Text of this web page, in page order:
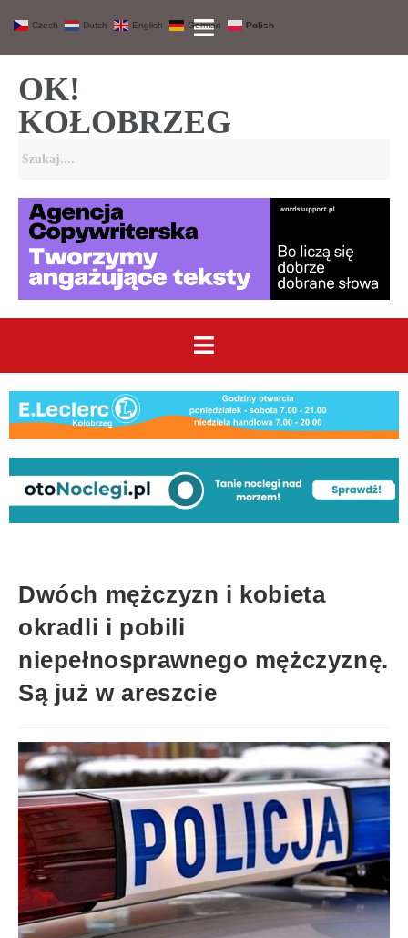
OK!
KOŁOBRZEG
Dwóch mężczyzn i kobieta
okradli i pobili
niepełnosprawnego mężczyznę.
Są już w areszcie
Czech Dutch English German Polish